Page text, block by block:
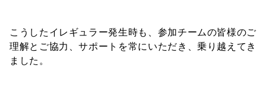
こうしたイレギュラー発生時も、参加チームの皆様のご
理解とご協力、サポートを常にいただき、乗り越えてき
ました。